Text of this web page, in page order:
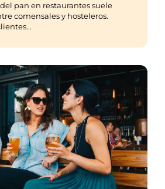
pan en restaurantes suele
comensales y hosteleros.